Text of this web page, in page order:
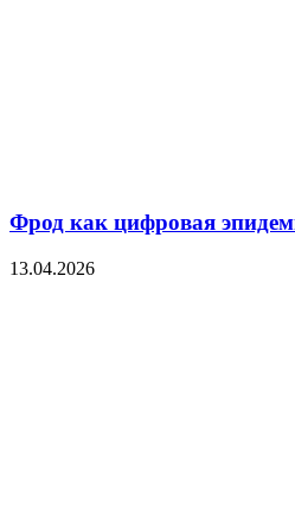
Фрод как цифровая
13.04.2026